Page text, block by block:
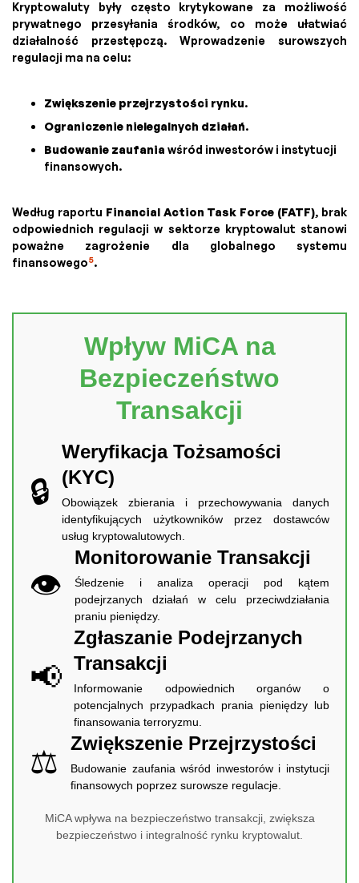
Kryptowaluty były często krytykowane za możliwość
prywatnego przesyłania środków, co może ułatwiać
działalność przestępczą. Wprowadzenie surowszych
regulacji ma na celu:
Zwiększenie przejrzystości rynku.
Ograniczenie nielegalnych działań.
Budowanie zaufania wśród inwestorów i instytucji
finansowych.
Według raportu Financial Action Task Force (FATF), brak
odpowiednich regulacji w sektorze kryptowalut stanowi
poważne zagrożenie dla globalnego systemu
finansowego5.
Wpływ MiCA na
Bezpieczeństwo
Transakcji
🔒
Weryfikacja Tożsamości
(KYC)
Obowiązek zbierania i przechowywania danych
identyfikujących użytkowników przez dostawców
usług kryptowalutowych.
👁️
Monitorowanie Transakcji
Śledzenie i analiza operacji pod kątem
podejrzanych działań w celu przeciwdziałania
praniu pieniędzy.
📢
Zgłaszanie Podejrzanych
Transakcji
Informowanie odpowiednich organów o
potencjalnych przypadkach prania pieniędzy lub
finansowania terroryzmu.
⚖️
Zwiększenie Przejrzystości
Budowanie zaufania wśród inwestorów i instytucji
finansowych poprzez surowsze regulacje.
MiCA wpływa na bezpieczeństwo transakcji, zwiększa
bezpieczeństwo i integralność rynku kryptowalut.